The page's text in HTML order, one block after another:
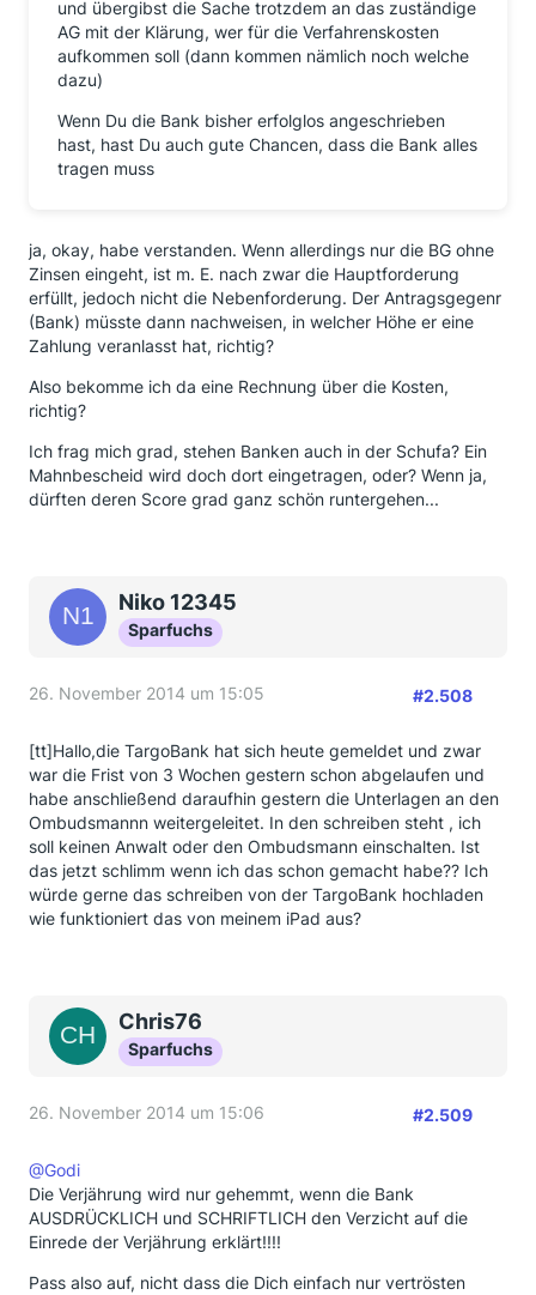
und übergibst die Sache trotzdem an das zuständige
AG mit der Klärung, wer für die Verfahrenskosten
aufkommen soll (dann kommen nämlich noch welche
dazu)
Wenn Du die Bank bisher erfolglos angeschrieben
hast, hast Du auch gute Chancen, dass die Bank alles
tragen muss
ja, okay, habe verstanden. Wenn allerdings nur die BG ohne
Zinsen eingeht, ist m. E. nach zwar die Hauptforderung
erfüllt, jedoch nicht die Nebenforderung. Der Antragsgegenr
(Bank) müsste dann nachweisen, in welcher Höhe er eine
Zahlung veranlasst hat, richtig?
Also bekomme ich da eine Rechnung über die Kosten,
richtig?
Ich frag mich grad, stehen Banken auch in der Schufa? Ein
Mahnbescheid wird doch dort eingetragen, oder? Wenn ja,
dürften deren Score grad ganz schön runtergehen...
Niko 12345
Sparfuchs
26. November 2014 um 15:05 #2.508
[tt]Hallo,die TargoBank hat sich heute gemeldet und zwar
war die Frist von 3 Wochen gestern schon abgelaufen und
habe anschließend daraufhin gestern die Unterlagen an den
Ombudsmannn weitergeleitet. In den schreiben steht , ich
soll keinen Anwalt oder den Ombudsmann einschalten. Ist
das jetzt schlimm wenn ich das schon gemacht habe?? Ich
würde gerne das schreiben von der TargoBank hochladen
wie funktioniert das von meinem iPad aus?
Chris76
Sparfuchs
26. November 2014 um 15:06 #2.509
@Godi
Die Verjährung wird nur gehemmt, wenn die Bank
AUSDRÜCKLICH und SCHRIFTLICH den Verzicht auf die
Einrede der Verjährung erklärt!!!!
Pass also auf, nicht dass die Dich einfach nur vertrösten